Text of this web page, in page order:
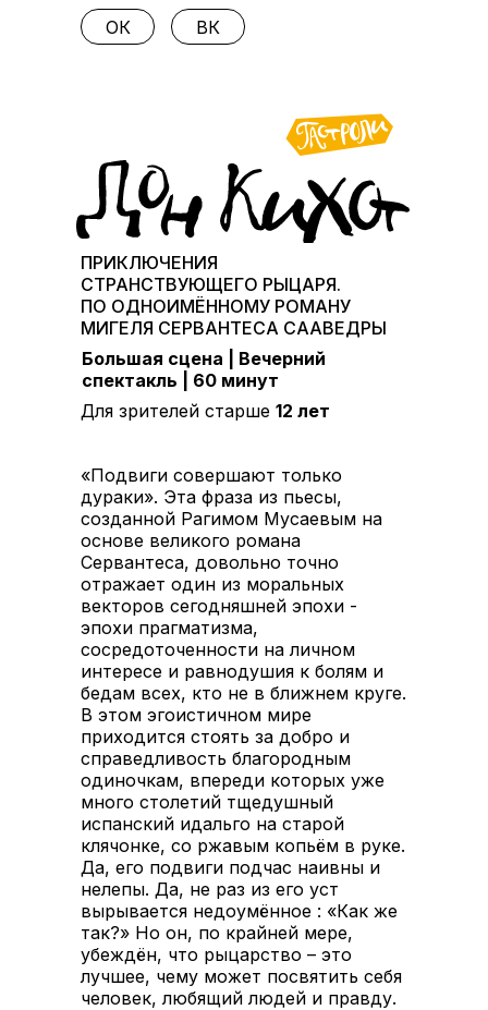
ВК
ОК
«Подвиги совершают только
дураки». Эта фраза из пьесы,
созданной Рагимом Мусаевым на
основе великого романа
Сервантеса, довольно точно
отражает один из моральных
векторов сегодняшней эпохи -
эпохи прагматизма,
сосредоточенности на личном
интересе и равнодушия к болям и
бедам всех, кто не в ближнем круге.
В этом эгоистичном мире
приходится стоять за добро и
справедливость благородным
одиночкам, впереди которых уже
много столетий тщедушный
испанский идальго на старой
клячонке, со ржавым копьём в руке.
Да, его подвиги подчас наивны и
нелепы. Да, не раз из его уст
вырывается недоумённое : «Как же
так?» Но он, по крайней мере,
убеждён, что рыцарство – это
лучшее, чему может посвятить себя
человек, любящий людей и правду.
ПРИКЛЮЧЕНИЯ
СТРАНСТВУЮЩЕГО РЫЦАРЯ.
ПО ОДНОИМЁННОМУ РОМАНУ
МИГЕЛЯ СЕРВАНТЕСА СААВЕДРЫ
Большая сцена | Вечерний
спектакль | 60 минут
Для зрителей старше 12 лет